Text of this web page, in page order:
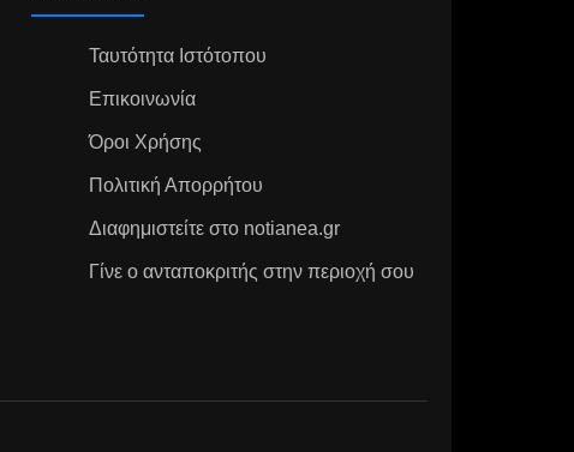
Ταυτότητα Ιστότοπου
Επικοινωνία
Όροι Χρήσης
Πολιτική Απορρήτου
Διαφημιστείτε στο notianea.gr
Γίνε ο ανταποκριτής στην περιοχή σου